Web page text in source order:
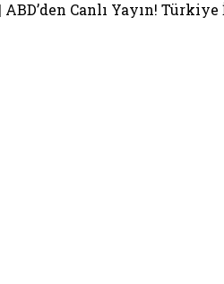
Canlı Yayın!